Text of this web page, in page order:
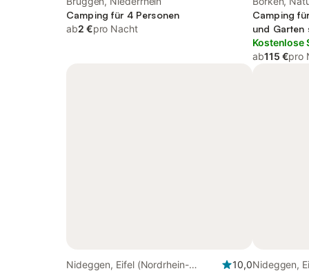
Camping für 4 Personen
ab2 €pro Nacht
Camping
und Garten
Kostenlose
ab115 €pro
Nideggen, Eifel (Nordrhein-
10,0Nideggen,